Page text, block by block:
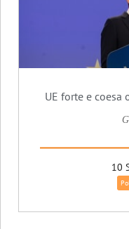
UE forte e coesa
10